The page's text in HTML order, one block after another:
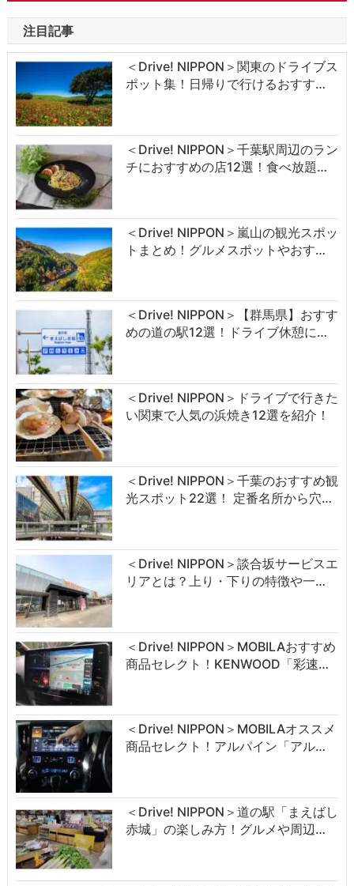
注目記事
＜Drive! NIPPON＞関東のドライブス
ポット集！日帰りで行けるおすす…
＜Drive! NIPPON＞千葉駅周辺のラン
チにおすすめの店12選！食べ放題…
＜Drive! NIPPON＞嵐山の観光スポッ
トまとめ！グルメスポットやおす…
＜Drive! NIPPON＞【群馬県】おすす
めの道の駅12選！ドライブ休憩に…
＜Drive! NIPPON＞ドライブで行きた
い関東で人気の浜焼き12選を紹介！
＜Drive! NIPPON＞千葉のおすすめ観
光スポット22選！ 定番名所から穴…
＜Drive! NIPPON＞談合坂サービスエ
リアとは？上り・下りの特徴や一…
＜Drive! NIPPON＞MOBILAおすすめ
商品セレクト！KENWOOD「彩速…
＜Drive! NIPPON＞MOBILAオススメ
商品セレクト！アルパイン「アル…
＜Drive! NIPPON＞道の駅「まえばし
赤城」の楽しみ方！グルメや周辺…